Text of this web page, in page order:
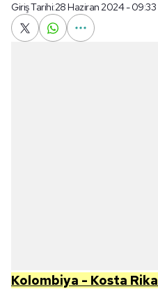
Giriş Tarihi:28 Haziran 2024 - 09:33
Kolombiya - Kosta Rika